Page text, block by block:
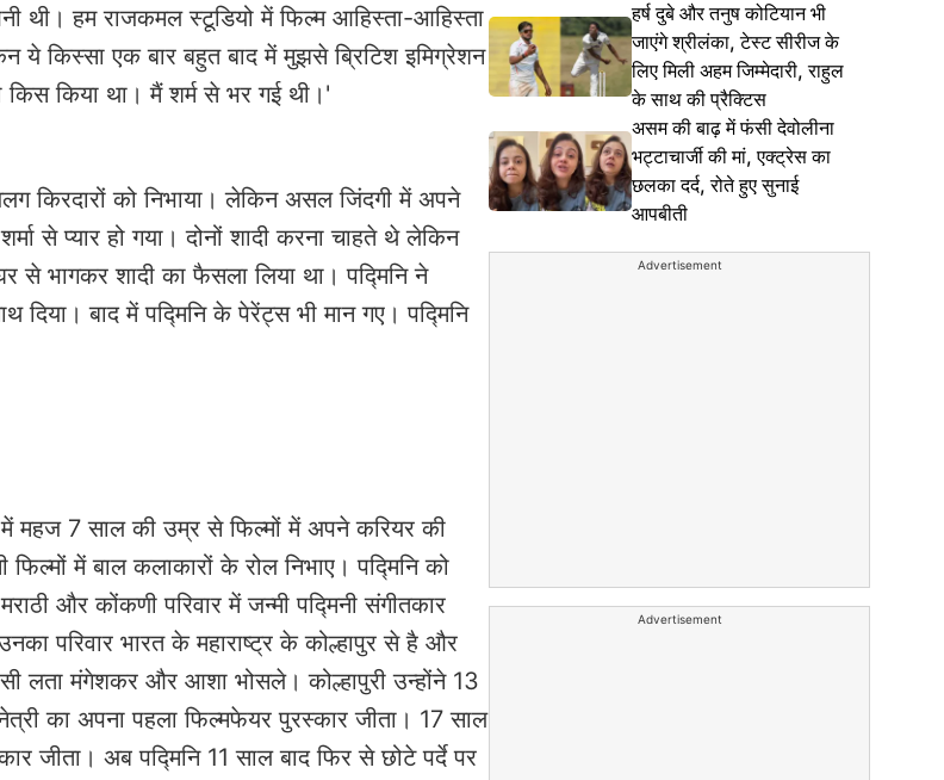
थी। हम राजकमल स्टूडियो में फिल्म आहिस्ता-आहिस्ता
किस्सा एक बार बहुत बाद में मुझसे ब्रिटिश इमिग्रेशन
किया था। मैं शर्म से भर गई थी।'
किरदारों को निभाया। लेकिन असल जिंदगी में अपने
से प्यार हो गया। दोनों शादी करना चाहते थे लेकिन
भागकर शादी का फैसला लिया था। पद्मिनि ने
बाद में पद्मिनि के पेरेंट्स भी मान गए। पद्मिनि
महज 7 साल की उम्र से फिल्मों में अपने करियर की
में बाल कलाकारों के रोल निभाए। पद्मिनि को
और कोंकणी परिवार में जन्मी पद्मिनी संगीतकार
परिवार भारत के महाराष्ट्र के कोल्हापुर से है और
लता मंगेशकर और आशा भोसले। कोल्हापुरी उन्होंने 13
का अपना पहला फिल्मफेयर पुरस्कार जीता। 17 साल
जीता। अब पद्मिनि 11 साल बाद फिर से छोटे पर्दे पर
हर्ष दुबे और तनुष कोटियान भी
जाएंगे श्रीलंका, टेस्ट सीरीज के
लिए मिली अहम जिम्मेदारी, राहुल
के साथ की प्रैक्टिस
असम की बाढ़ में फंसी देवोलीना
भट्टाचार्जी की मां, एक्ट्रेस का
छलका दर्द, रोते हुए सुनाई
आपबीती
Advertisement
Advertisement